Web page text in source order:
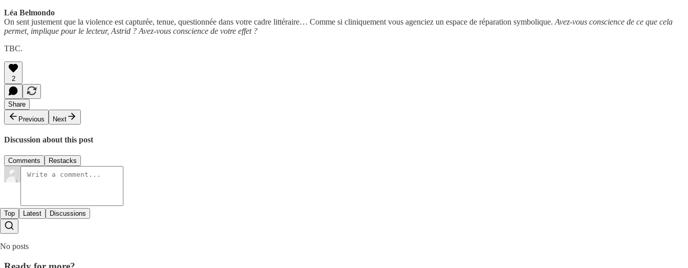
Léa Belmondo
On sent justement que la violence est capturée, tenue, questionnée dans votre cadre littéraire… Comme si cliniquement vous agenciez un espace de réparation symbolique. Avez-vous conscience de ce que cela
permet, implique pour le lecteur, Astrid ? Avez-vous conscience de votre effet ?
TBC.
2
Share
Previous
Next
Discussion about this post
Comments Restacks
Top Latest Discussions
No posts